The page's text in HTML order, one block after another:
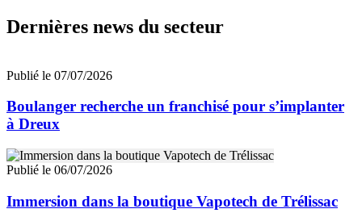
Dernières news du secteur
Publié le 07/07/2026
Boulanger recherche un franchisé pour s’implanter
à Dreux
Publié le 06/07/2026
Immersion dans la boutique Vapotech de Trélissac